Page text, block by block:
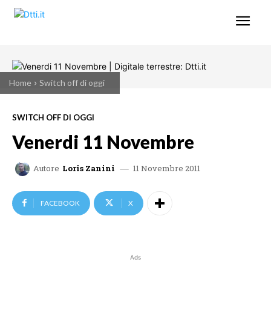
Home Switch off di oggi
SWITCH OFF DI OGGI
Venerdi 11 Novembre
Autore Loris Zanini 11 Novembre 2011
FACEBOOK X
Ads